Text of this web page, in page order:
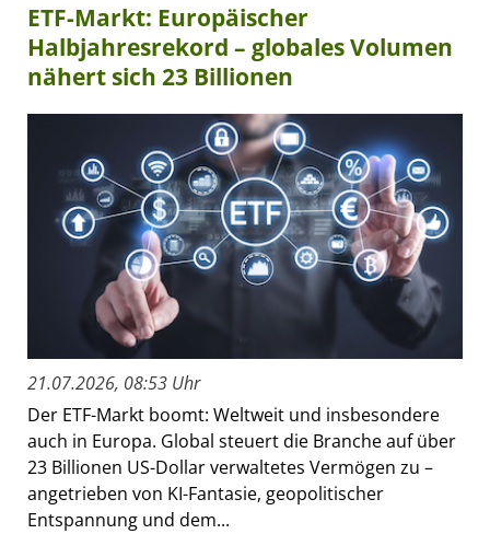
ETF-Markt: Europäischer
Halbjahresrekord – globales Volumen
nähert sich 23 Billionen
21.07.2026, 08:53 Uhr
Der ETF-Markt boomt: Weltweit und insbesondere
auch in Europa. Global steuert die Branche auf über
23 Billionen US-Dollar verwaltetes Vermögen zu –
angetrieben von KI-Fantasie, geopolitischer
Entspannung und dem...